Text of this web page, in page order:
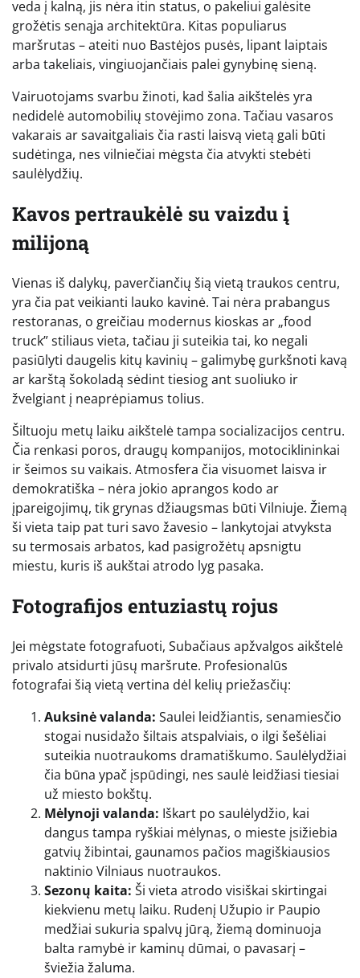
veda į kalną, jis nėra itin status, o pakeliui galėsite
grožėtis senąja architektūra. Kitas populiarus
maršrutas – ateiti nuo Bastėjos pusės, lipant laiptais
arba takeliais, vingiuojančiais palei gynybinę sieną.
Vairuotojams svarbu žinoti, kad šalia aikštelės yra
nedidelė automobilių stovėjimo zona. Tačiau vasaros
vakarais ar savaitgaliais čia rasti laisvą vietą gali būti
sudėtinga, nes vilniečiai mėgsta čia atvykti stebėti
saulėlydžių.
Kavos pertraukėlė su vaizdu į
milijoną
Vienas iš dalykų, paverčiančių šią vietą traukos centru,
yra čia pat veikianti lauko kavinė. Tai nėra prabangus
restoranas, o greičiau modernus kioskas ar „food
truck” stiliaus vieta, tačiau ji suteikia tai, ko negali
pasiūlyti daugelis kitų kavinių – galimybę gurkšnoti kavą
ar karštą šokoladą sėdint tiesiog ant suoliuko ir
žvelgiant į neaprėpiamus tolius.
Šiltuoju metų laiku aikštelė tampa socializacijos centru.
Čia renkasi poros, draugų kompanijos, motociklininkai
ir šeimos su vaikais. Atmosfera čia visuomet laisva ir
demokratiška – nėra jokio aprangos kodo ar
įpareigojimų, tik grynas džiaugsmas būti Vilniuje. Žiemą
ši vieta taip pat turi savo žavesio – lankytojai atvyksta
su termosais arbatos, kad pasigrožėtų apsnigtu
miestu, kuris iš aukštai atrodo lyg pasaka.
Fotografijos entuziastų rojus
Jei mėgstate fotografuoti, Subačiaus apžvalgos aikštelė
privalo atsidurti jūsų maršrute. Profesionalūs
fotografai šią vietą vertina dėl kelių priežasčių:
Auksinė valanda: Saulei leidžiantis, senamiesčio
stogai nusidažo šiltais atspalviais, o ilgi šešėliai
suteikia nuotraukoms dramatiškumo. Saulėlydžiai
čia būna ypač įspūdingi, nes saulė leidžiasi tiesiai
už miesto bokštų.
Mėlynoji valanda: Iškart po saulėlydžio, kai
dangus tampa ryškiai mėlynas, o mieste įsižiebia
gatvių žibintai, gaunamos pačios magiškiausios
naktinio Vilniaus nuotraukos.
Sezonų kaita: Ši vieta atrodo visiškai skirtingai
kiekvienu metų laiku. Rudenį Užupio ir Paupio
medžiai sukuria spalvų jūrą, žiemą dominuoja
balta ramybė ir kaminų dūmai, o pavasarį –
šviežia žaluma.